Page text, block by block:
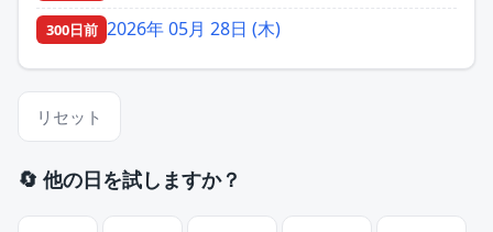
300日前 2026年 05月 28日 (木)
リセット
🔄 他の日を試しますか？